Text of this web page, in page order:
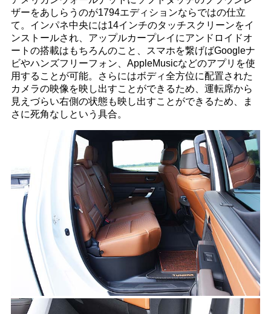
ザーをあしらうのが1794エディションならではの仕立
て。インパネ中央には14インチのタッチスクリーンをイ
ンストールされ、アップルカープレイにアンドロイドオ
ートの搭載はもちろんのこと、スマホを繋げばGoogleナ
ビやハンズフリーフォン、AppleMusicなどのアプリを使
用することが可能。さらにはボディ全方位に配置された
カメラの映像を映し出すことができるため、運転席から
見えづらい右側の状態も映し出すことができるため、ま
さに死角なしという具合。